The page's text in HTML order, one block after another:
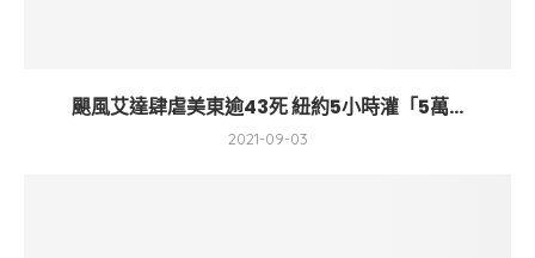
颶風艾達肆虐美東逾43死 紐約5小時灌「5萬...
2021-09-03